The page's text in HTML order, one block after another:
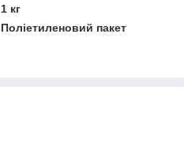
1 кг
Поліетиленовий пакет